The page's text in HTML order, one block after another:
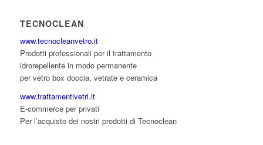
TECNOCLEAN
www.tecnocleanvetro.it
Prodotti professionali per il trattamento
idrorepellente in modo permanente
per vetro box doccia, vetrate e ceramica
www,trattamentivetri.it
E-commerce per privati
Per l’acquisto dei nostri prodotti di Tecnoclean